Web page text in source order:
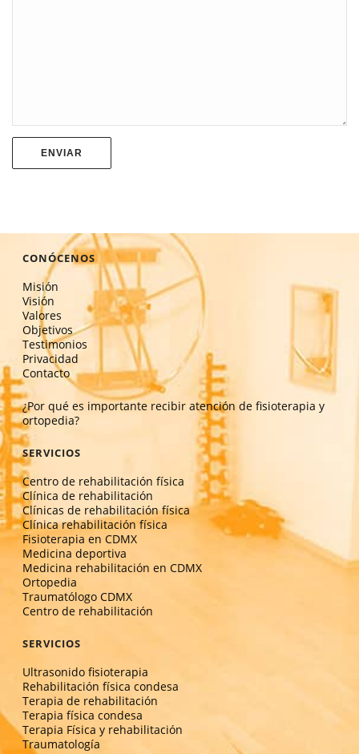
CONÓCENOS
Misión
Visión
Valores
Objetivos
Testimonios
Privacidad
Contacto
¿Por qué es importante recibir atención de fisioterapia y
ortopedia?
SERVICIOS
Centro de rehabilitación física
Clínica de rehabilitación
Clínicas de rehabilitación física
Clínica rehabilitación física
Fisioterapia en CDMX
Medicina deportiva
Medicina rehabilitación en CDMX
Ortopedia
Traumatólogo CDMX
Centro de rehabilitación
SERVICIOS
Ultrasonido fisioterapia
Rehabilitación física condesa
Terapia de rehabilitación
Terapia física condesa
Terapia Física y rehabilitación
Traumatología